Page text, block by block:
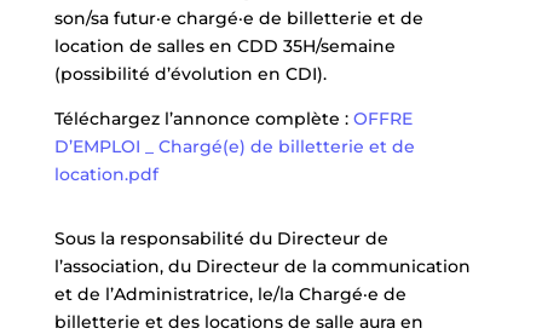
son/sa futur·e chargé·e de billetterie et de
location de salles en CDD 35H/semaine
(possibilité d’évolution en CDI).
Téléchargez l’annonce complète : OFFRE
D’EMPLOI _ Chargé(e) de billetterie et de
location.pdf
Sous la responsabilité du Directeur de
l’association, du Directeur de la communication
et de l’Administratrice, le/la Chargé·e de
billetterie et des locations de salle aura en